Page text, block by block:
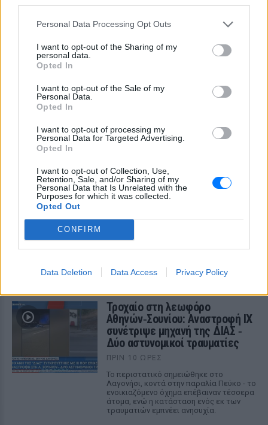
Personal Data Processing Opt Outs
I want to opt-out of the Sharing of my
personal data.
Opted In
I want to opt-out of the Sale of my
Personal Data.
Opted In
I want to opt-out of processing my
Personal Data for Targeted Advertising.
Opted In
I want to opt-out of Collection, Use,
Retention, Sale, and/or Sharing of my
Personal Data that Is Unrelated with the
Purposes for which it was collected.
Opted Out
CONFIRM
Data Deletion Data Access Privacy Policy
2026‑2027: Ποια ΑΦΜ
(9/8) – Όλα όσα πρέπει να
ξέρετε
έως 600 ευρώ ανάλογα με την κατηγορία
δικαιούχου και την περίοδο διαμονής.
4χρονος στην Πάρο: Ανθρωποκτονία από
αμέλεια στο beach bar ‑ Τι έδειξε η έρευνα
Γονείς και ιδιοκτήτης του beach bar στη φημισμένη παραλία
ΠΡΙΝ 10 ΏΡΕΣ
Τροχαίο στη λεωφόρο
Αθηνών‑Σουνίου: Αναστροφή ΙΧ
συνέτριψε μηχανή της ΔΙΑΣ ‑
Δύο αστυνομικοί τραυματίες
ΠΡΙΝ 10 ΏΡΕΣ
Το περιστατικό σημειώθηκε στο
Λαγονήσι, κοντά στην παραλία Πεύκο - το
ενοικιαζόμενο όχημα επέβαιναν τέσσερα
άτομα, ενώ η κατάσταση ενός εκ των
τραυματιών εμπνέει ανησυχία.